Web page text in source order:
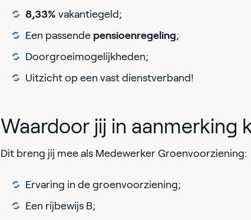
8,33% vakantiegeld;
Een passende pensioenregeling;
Doorgroeimogelijkheden;
Uitzicht op een vast dienstverband!
Waardoor jij in aanmerking
Dit breng jij mee als Medewerker Groenvoorziening:
Ervaring in de groenvoorziening;
Een rijbewijs B;